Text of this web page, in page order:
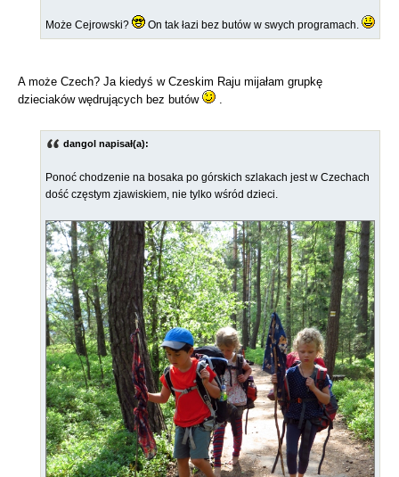
Może Cejrowski? On tak łazi bez butów w swych programach.
A może Czech? Ja kiedyś w Czeskim Raju mijałam grupkę
dzieciaków wędrujących bez butów
.
dangol napisał(a):
Ponoć chodzenie na bosaka po górskich szlakach jest w Czechach
dość częstym zjawiskiem, nie tylko wśród dzieci.